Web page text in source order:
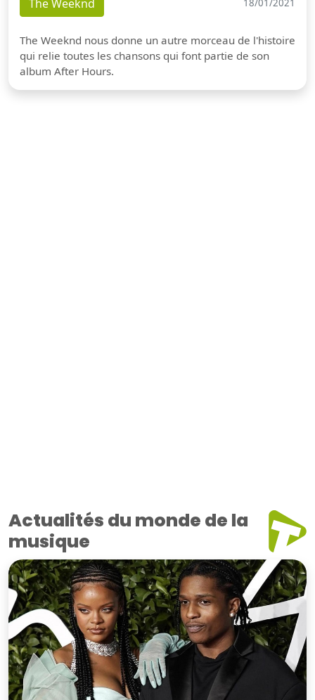
The Weeknd 18/01/2021
The Weeknd nous donne un autre morceau de l'histoire
qui relie toutes les chansons qui font partie de son
album After Hours.
Actualités du monde de la
musique